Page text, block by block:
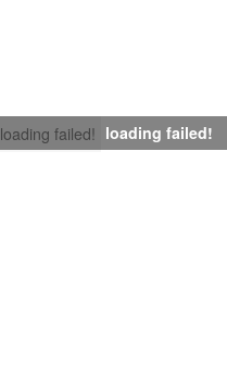
loading failed! loading failed!